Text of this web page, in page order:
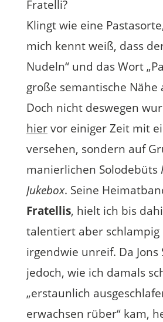
Fratelli?
Klingt wie eine
mich kennt weiß, dass
Nudeln“ und das Wort
große semantische Nähe
Doch nicht deswegen
hiervor einiger Zeit mit
versehen, sondern auf
manierlichen Solodebüts
Jukebox. Seine
Fratellis, hielt ich bis
talentiert aber schlampig
irgendwie unreif. Da Jons
jedoch, wie ich damals
„erstaunlich
erwachsen rüber“ kam,